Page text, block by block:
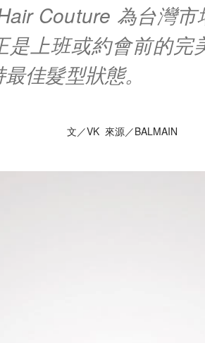
Couture 為台灣
是上班或約會前的完
佳髮型狀態。
文／VK 來源／BALMAIN